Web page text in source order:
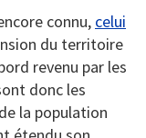
connu, celui
du territoire
revenu par les
donc les
la population